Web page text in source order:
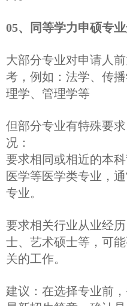
05、同等学力申硕专
大部分专业对申请人
考，例如：法学、传
理学、管理学等
但部分专业有特殊要
况：
要求相同或相近的本
医学等医学类专业，
专业。
要求相关行业从业经
士、艺术硕士等，可
关的工作。
建议：在选择专业前